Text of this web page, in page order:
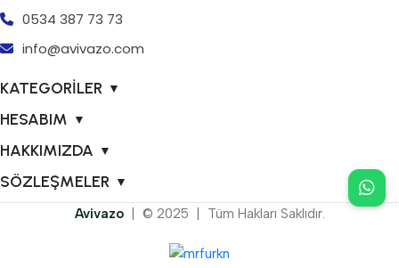
0534 387 73 73
info@avivazo.com
KATEGORİLER ▼
HESABIM ▼
HAKKIMIZDA ▼
SÖZLEŞMELER ▼
Avivazo | © 2025 | Tüm Hakları Saklıdır.